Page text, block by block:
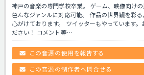
神戸の音楽の専門学校卒業。 ゲーム、映像向けの
色んなジャンルに対応可能。 作品の世界観を彩
心がけております。 ツイッターもやっています
ださい！ コメント等…
この音源の使用を報告する
この音源の制作者へ問合せる